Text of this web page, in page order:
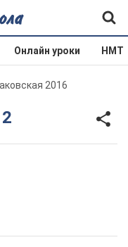
Онлайн уроки НМТ
2016